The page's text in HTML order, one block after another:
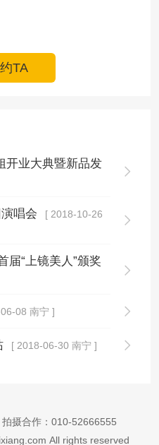
TA
开业大典暨新品发
唱会
[ 2018-10-26
届“上镜美人”颁奖
08 南宁 ]
[ 2018-06-30 南宁 ]
拍摄合作： 010-52666555
All rights reserved